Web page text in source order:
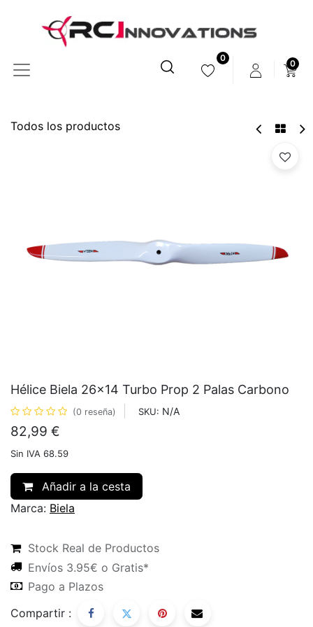
0
0
Todos los productos
Hélice Biela 26x14 Turbo Prop 2 Palas Carbono
(0 reseña) SKU: N/A
82,99 €
Sin IVA 68.59
Añadir a la cesta
Marca: Biela
Stock Real de Productos
Envíos 3.95€ o Gratis*
Pago a Plazos
Compartir :